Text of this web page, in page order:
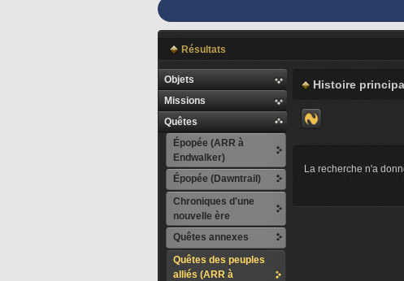
Résultats
Objets
Missions
Quêtes
Épopée (ARR à
Endwalker)
Épopée (Dawntrail)
Chroniques d'une
nouvelle ère
Quêtes annexes
Quêtes des peuples
alliés (ARR à
Histoire
La recherche n'a